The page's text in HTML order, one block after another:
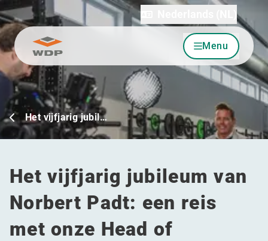
Ga naar inhoud Menu
Het vijfjarig jubil…
Het vijfjarig jubileum van
Norbert Padt: een reis
met onze Head of